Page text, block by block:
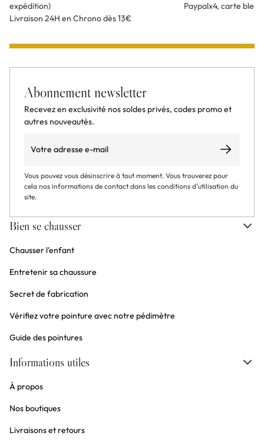
expédition)
Livraison 24H en Chrono dès 13€
Paypalx4, carte
Abonnement newsletter
Recevez en exclusivité nos soldes privés, codes promo et
autres nouveautés.
S’abonner
Vous pouvez vous désinscrire à tout moment. Vous trouverez pour
cela nos informations de contact dans les conditions d'utilisation du
site.
Bien se chausser
Chausser l'enfant
Entretenir sa chaussure
Secret de fabrication
Vérifiez votre pointure avec notre pédimètre
Guide des pointures
Informations utiles
À propos
Nos boutiques
Livraisons et retours